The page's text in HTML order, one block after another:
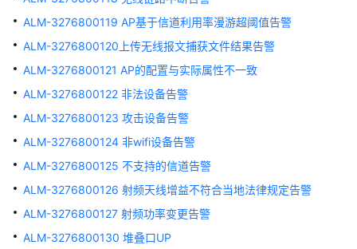
端
口
PD
断
ALM-
303046665
口
恢
ALM-3276800119 AP基于信道利用率漫游超阈值告警
ALM-3276800120上传无线报文捕获文件结果告警
ALM-3276800121 AP的配置与实际属性不一致
ALM-3276800122 非法设备告警
ALM-3276800123 攻击设备告警
ALM-3276800124 非wifi设备告警
ALM-3276800125 不支持的信道告警
ALM-3276800126 射频天线增益不符合当地法律规定告警
ALM-3276800127 射频功率变更告警
ALM-3276800130 堆叠口UP